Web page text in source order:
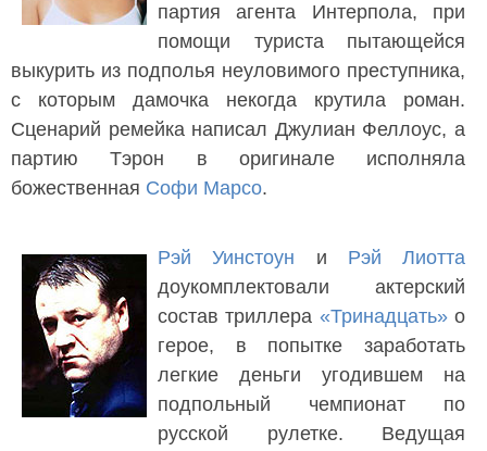
партия агента Интерпола, при
помощи туриста пытающейся
выкурить из подполья неуловимого преступника,
с которым дамочка некогда крутила роман.
Сценарий ремейка написал Джулиан Феллоус, а
партию Тэрон в оригинале исполняла
божественная Софи Марсо.
Рэй Уинстоун и Рэй Лиотта
доукомплектовали актерский
состав триллера «Тринадцать»о
герое, в попытке заработать
легкие деньги угодившем на
подпольный чемпионат по
русской рулетке. Ведущая